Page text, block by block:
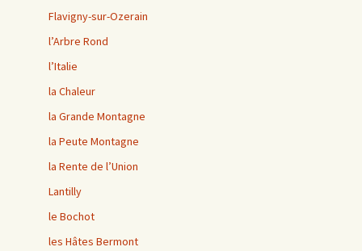
Flavigny-sur-Ozerain
l’Arbre Rond
l’Italie
la Chaleur
la Grande Montagne
la Peute Montagne
la Rente de l’Union
Lantilly
le Bochot
les Hâtes Bermont